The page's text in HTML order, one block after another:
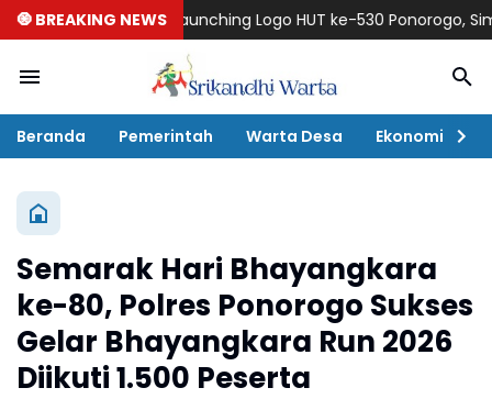
🧿 BREAKING NEWSLaunching Logo HUT ke-530 Ponorogo, Simbol
Beranda Pemerintah Warta Desa Ekonomi
Semarak Hari Bhayangkara
ke-80, Polres Ponorogo Sukses
Gelar Bhayangkara Run 2026
Diikuti 1.500 Peserta